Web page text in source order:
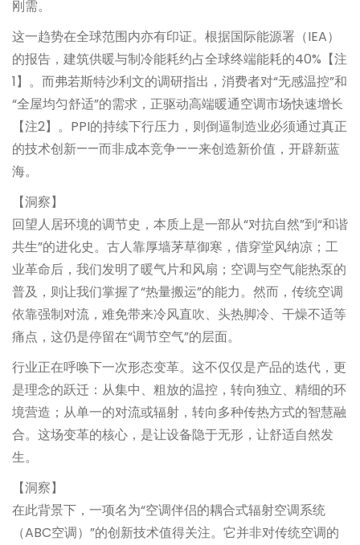
刚需。
这一趋势在全球范围内亦有印证。根据国际能源署（IEA）
的报告，建筑供暖与制冷能耗约占全球终端能耗的40%【注
1】。而弗若斯特沙利文的调研指出，消费者对“无感温控”和
“全屋均匀舒适”的需求，正驱动高端暖通空调市场快速增长
【注2】。PPI的持续下行压力，则倒逼制造业必须通过真正
的技术创新——而非成本竞争——来创造新价值，开辟新蓝
海。
【洞察】
回望人居环境的调节史，本质上是一部从“对抗自然”到“和谐
共生”的进化史。古人靠厚墙茅草御寒，借穿堂风纳凉；工
业革命后，我们发明了暖气片和风扇；空调与空气能热泵的
普及，则让我们掌握了“热量搬运”的能力。然而，传统空调
依靠强制对流，难免带来冷风直吹、头热脚冷、干燥不适等
痛点，这仍是停留在“调节空气”的层面。
行业正在呼唤下一次形态变革。这不仅仅是产品的迭代，更
是理念的跃迁：从集中、粗放的温控，转向独立、精细的环
境营造；从单一的对流或辐射，转向多种传热方式的智慧融
合。这场变革的核心，是让设备隐于无形，让舒适自然发
生。
【洞察】
在此背景下，一项名为“空调伴侣的耦合式辐射空调系统
（ABC空调）”的创新技术值得关注。它并非对传统空调的